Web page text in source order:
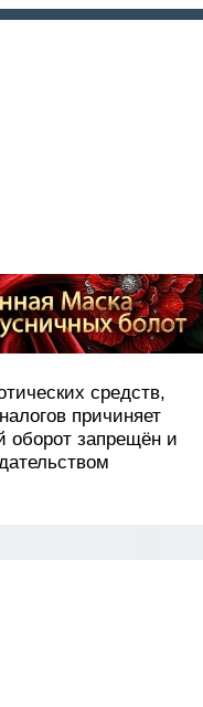
средств,
причиняет
оборот запрещён и